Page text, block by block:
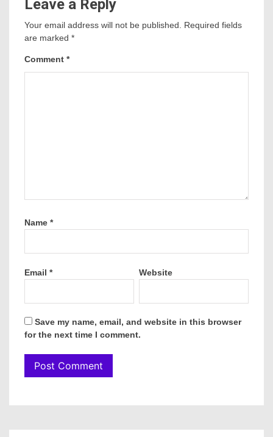
Leave a Reply
Your email address will not be published. Required fields
are marked *
Comment *
Name *
Email * Website
Save my name, email, and website in this browser
for the next time I comment.